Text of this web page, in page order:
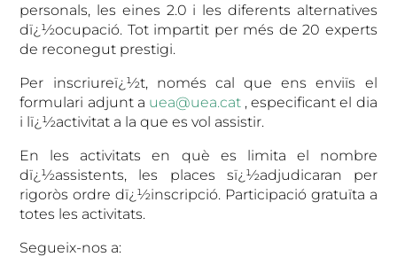
personals, les eines 2.0 i les diferents alternatives
dï¿½ocupació. Tot impartit per més de 20 experts
de reconegut prestigi.
Per inscriureï¿½t, només cal que ens enviïs el
formulari adjunt a uea@uea.cat, especificant el dia
i lï¿½activitat a la que es vol assistir.
En les activitats en què es limita el nombre
dï¿½assistents, les places sï¿½adjudicaran per
rigoròs ordre dï¿½inscripció. Participació gratuïta a
totes les activitats.
Segueix-nos a: